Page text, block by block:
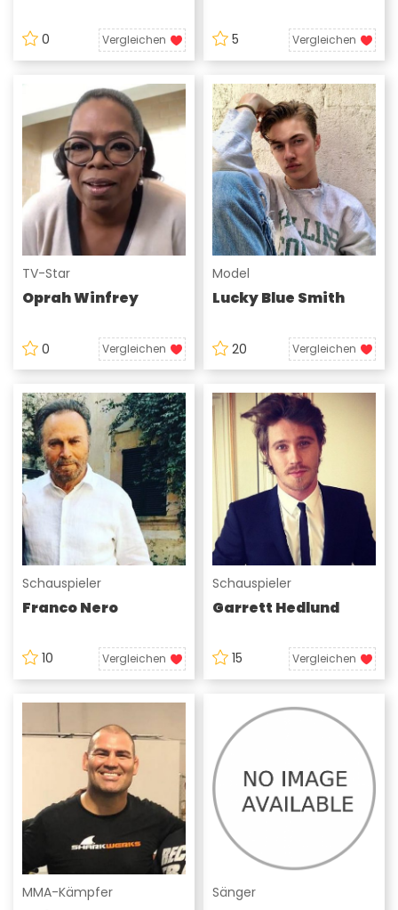
0 Vergleichen 5 Vergleichen
TV-Star
Oprah Winfrey
0 Vergleichen
Model
Lucky Blue Smith
20 Vergleichen
Schauspieler
Franco Nero
10 Vergleichen
Schauspieler
Garrett Hedlund
15 Vergleichen
MMA-Kämpfer Sänger